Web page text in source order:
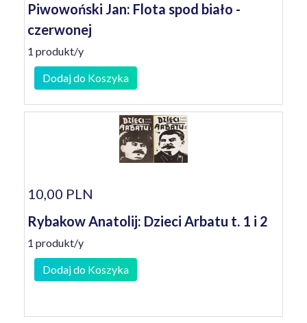
Piwowoński Jan: Flota spod biało -
czerwonej
1 produkt/y
Dodaj do Koszyka
10,00 PLN
Rybakow Anatolij: Dzieci Arbatu t. 1 i 2
1 produkt/y
Dodaj do Koszyka